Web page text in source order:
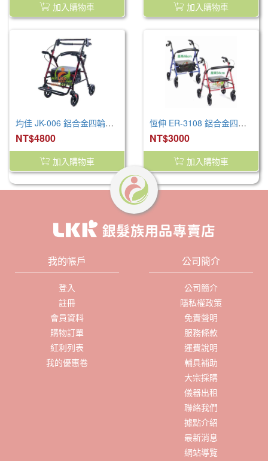
加入購物車 加入購物車
均佳 JK-006 鋁合金四輪助行車/推車型
NT$4800
加入購物車
恆伸 ER-3108 鋁合金四輪助行車
NT$3000
加入購物車
我的帳戶
登入
註冊
會員資料
購物訂單
紅利列表
我的優惠卷
公司簡介
公司簡介
隱私權政策
免責聲明
服務條款
運費說明
輔具補助
大宗採購
儀器出租
聯絡我們
據點介紹
最新消息
網站導覽